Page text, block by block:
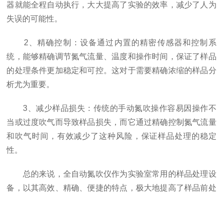
器就能全程自动执行，大大提高了实验的效率，减少了人为
失误的可能性。
2、精确控制：设备通过内置的精密传感器和控制系
统，能够精确调节氮气流量、温度和操作时间，保证了样品
的处理条件更加稳定和可控。这对于需要精确浓缩的样品分
析尤为重要。
3、减少样品损失：传统的手动氮吹操作容易因操作不
当或过度吹气而导致样品损失，而它通过精确控制氮气流量
和吹气时间，有效减少了这种风险，保证样品处理的稳定
性。
总的来说，全自动氮吹仪作为实验室常用的样品处理设
备，以其高效、精确、便捷的特点，极大地提高了样品前处